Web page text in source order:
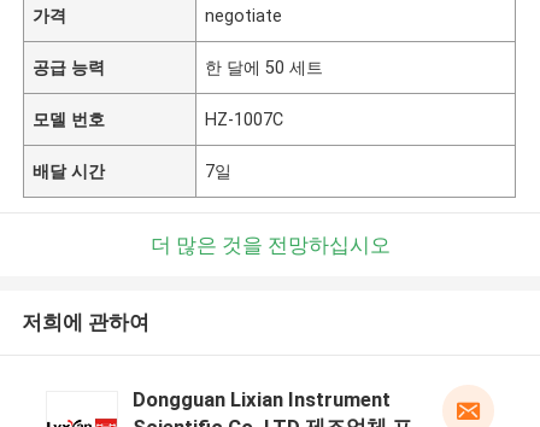
가격 negotiate
공급 능력 한 달에 50 세트
모델 번호 HZ-1007C
배달 시간 7일
더 많은 것을 전망하십시오
저희에 관하여
Dongguan Lixian Instrument